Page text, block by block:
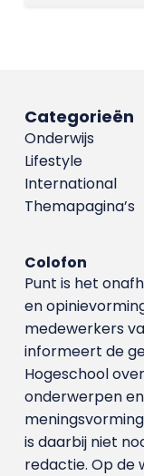
Categorieën
Onderwijs
Lifestyle
International
Themapagina’s
Colofon
Punt is het
en
medewerkers
informeert de
Hogeschool
onderwerpen
is daarbij niet
redactie. Op de